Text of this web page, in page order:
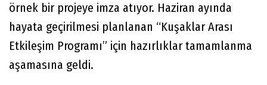
örnek bir projeye imza atıyor. Haziran ayında
hayata geçirilmesi planlanan “Kuşaklar Arası
Etkileşim Programı” için hazırlıklar tamamlanma
aşamasına geldi.